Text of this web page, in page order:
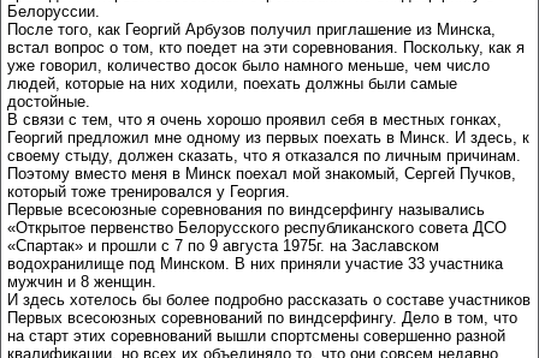
Белоруссии.
После того, как Георгий Арбузов получил приглашение из Минска,
встал вопрос о том, кто поедет на эти соревнования. Поскольку, как я
уже говорил, количество досок было намного меньше, чем число
людей, которые на них ходили, поехать должны были самые
достойные.
В связи с тем, что я очень хорошо проявил себя в местных гонках,
Георгий предложил мне одному из первых поехать в Минск. И здесь, к
своему стыду, должен сказать, что я отказался по личным причинам.
Поэтому вместо меня в Минск поехал мой знакомый, Сергей Пучков,
который тоже тренировался у Георгия.
Первые всесоюзные соревнования по виндсерфингу назывались
«Открытое первенство Белорусского республиканского совета ДСО
«Спартак» и прошли с 7 по 9 августа 1975г. на Заславском
водохранилище под Минском. В них приняли участие 33 участника
мужчин и 8 женщин.
И здесь хотелось бы более подробно рассказать о составе участников
Первых всесоюзных соревнований по виндсерфингу. Дело в том, что
на старт этих соревнований вышли спортсмены совершенно разной
квалификации, но всех их объединяло то, что они совсем недавно